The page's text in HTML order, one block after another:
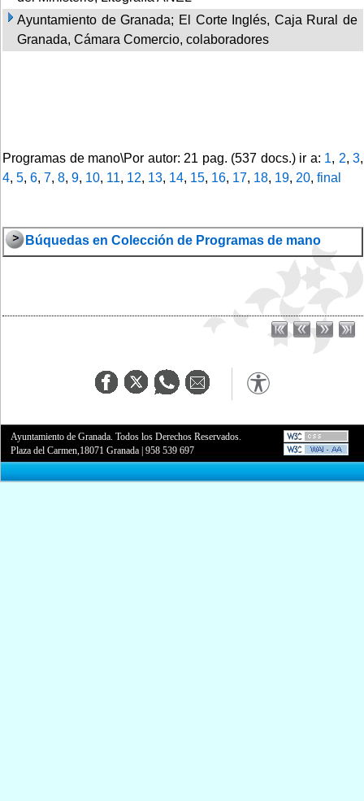
Ayuntamiento de Granada; El Corte Inglés, Caja Rural de
Granada, Cámara Comercio, colaboradores
Programas de mano\Por autor: 21 pag. (537 docs.) ir a: 1, 2, 3,
4, 5, 6, 7, 8, 9, 10, 11, 12, 13, 14, 15, 16, 17, 18, 19, 20, final
Búquedas en Colección de Programas de mano
Ayuntamiento de Granada. Todos los Derechos Reservados.
Plaza del Carmen,18071 Granada |958 539 697